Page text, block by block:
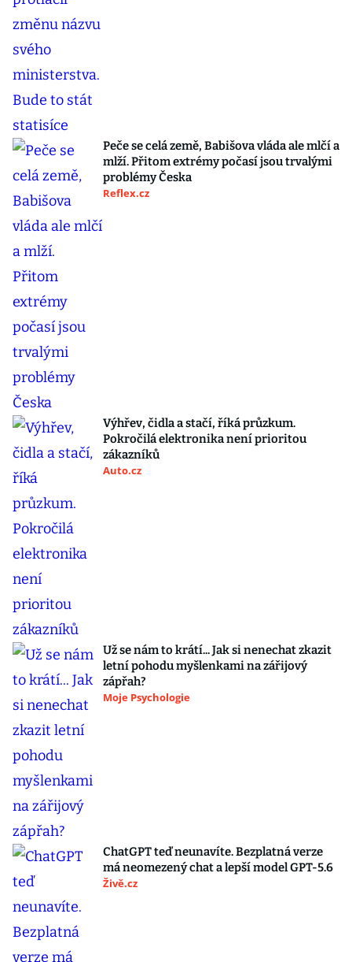
Peče se celá země, Babišova vláda ale mlčí a
mlží. Přitom extrémy počasí jsou trvalými
problémy Česka
Reflex.cz
Výhřev, čidla a stačí, říká průzkum.
Pokročilá elektronika není prioritou
zákazníků
Auto.cz
Už se nám to krátí... Jak si nenechat zkazit
letní pohodu myšlenkami na zářijový
zápřah?
Moje Psychologie
ChatGPT teď neunavíte. Bezplatná verze
má neomezený chat a lepší model GPT-5.6
Živě.cz